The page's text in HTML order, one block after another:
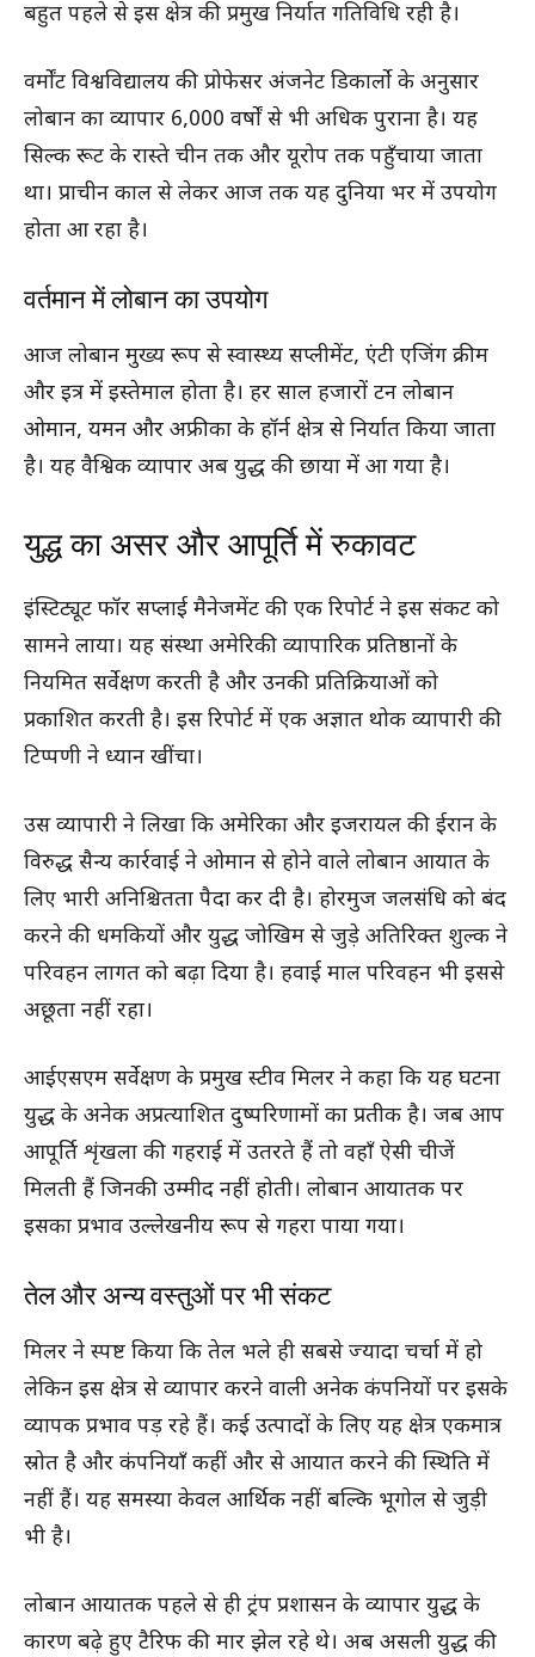
बहुत पहले से इस क्षेत्र की प्रमुख निर्यात गतिविधि रही है।
वर्मोंट विश्वविद्यालय की प्रोफेसर अंजनेट डिकार्लो के अनुसार
लोबान का व्यापार 6,000 वर्षों से भी अधिक पुराना है। यह
सिल्क रूट के रास्ते चीन तक और यूरोप तक पहुँचाया जाता
था। प्राचीन काल से लेकर आज तक यह दुनिया भर में उपयोग
होता आ रहा है।
वर्तमान में लोबान का उपयोग
आज लोबान मुख्य रूप से स्वास्थ्य सप्लीमेंट, एंटी एजिंग क्रीम
और इत्र में इस्तेमाल होता है। हर साल हजारों टन लोबान
ओमान, यमन और अफ्रीका के हॉर्न क्षेत्र से निर्यात किया जाता
है। यह वैश्विक व्यापार अब युद्ध की छाया में आ गया है।
युद्ध का असर और आपूर्ति में रुकावट
इंस्टिट्यूट फॉर सप्लाई मैनेजमेंट की एक रिपोर्ट ने इस संकट को
सामने लाया। यह संस्था अमेरिकी व्यापारिक प्रतिष्ठानों के
नियमित सर्वेक्षण करती है और उनकी प्रतिक्रियाओं को
प्रकाशित करती है। इस रिपोर्ट में एक अज्ञात थोक व्यापारी की
टिप्पणी ने ध्यान खींचा।
उस व्यापारी ने लिखा कि अमेरिका और इजरायल की ईरान के
विरुद्ध सैन्य कार्रवाई ने ओमान से होने वाले लोबान आयात के
लिए भारी अनिश्चितता पैदा कर दी है। होरमुज जलसंधि को बंद
करने की धमकियों और युद्ध जोखिम से जुड़े अतिरिक्त शुल्क ने
परिवहन लागत को बढ़ा दिया है। हवाई माल परिवहन भी इससे
अछूता नहीं रहा।
आईएसएम सर्वेक्षण के प्रमुख स्टीव मिलर ने कहा कि यह घटना
युद्ध के अनेक अप्रत्याशित दुष्परिणामों का प्रतीक है। जब आप
आपूर्ति शृंखला की गहराई में उतरते हैं तो वहाँ ऐसी चीजें
मिलती हैं जिनकी उम्मीद नहीं होती। लोबान आयातक पर
इसका प्रभाव उल्लेखनीय रूप से गहरा पाया गया।
तेल और अन्य वस्तुओं पर भी संकट
मिलर ने स्पष्ट किया कि तेल भले ही सबसे ज्यादा चर्चा में हो
लेकिन इस क्षेत्र से व्यापार करने वाली अनेक कंपनियों पर इसके
व्यापक प्रभाव पड़ रहे हैं। कई उत्पादों के लिए यह क्षेत्र एकमात्र
स्रोत है और कंपनियाँ कहीं और से आयात करने की स्थिति में
नहीं हैं। यह समस्या केवल आर्थिक नहीं बल्कि भूगोल से जुड़ी
भी है।
लोबान आयातक पहले से ही ट्रंप प्रशासन के व्यापार युद्ध के
कारण बढ़े हुए टैरिफ की मार झेल रहे थे। अब असली युद्ध की